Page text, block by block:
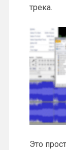
трека.
Это